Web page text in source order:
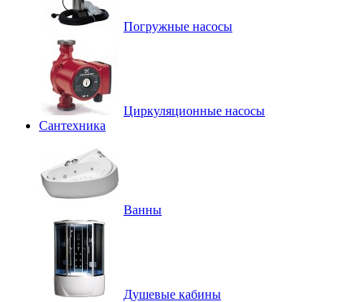
Погружные насосы
Циркуляционные насосы
Сантехника
Ванны
Душевые кабины